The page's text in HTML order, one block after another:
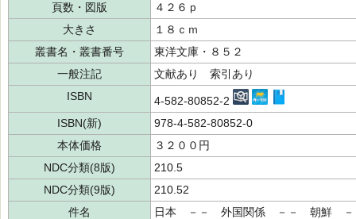
頁数・図版
４２６ｐ
大きさ
１８ｃｍ
叢書名・叢書番号
東洋文庫・８５２
一般注記
文献あり 索引あり
ISBN
4-582-80852-2
ISBN(新)
978-4-582-80852-0
本体価格
３２００円
NDC分類(8版)
210.5
NDC分類(9版)
210.52
件名
日本 －－ 外国関係 －－ 朝鮮